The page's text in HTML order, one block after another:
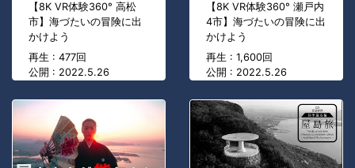
【8K VR体験360° 高松
市】海づたいの冒険に出
かけよう
再生 : 477回
公開 : 2022.5.26
【8K VR体験360° 瀬戸内
4市】海づたいの冒険に出
かけよう
再生 : 1,600回
公開 : 2022.5.26